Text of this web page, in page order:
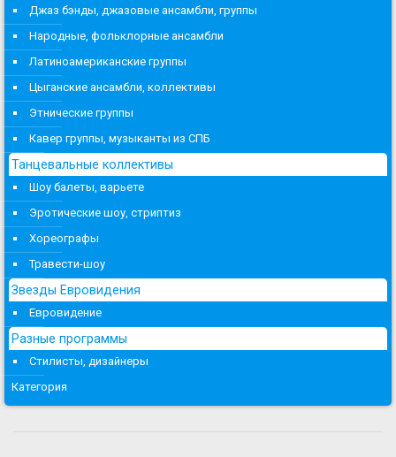
Джаз бэнды, джазовые ансамбли, группы
Народные, фольклорные ансамбли
Латиноамериканские группы
Цыганские ансамбли, коллективы
Этнические группы
Кавер группы, музыканты из СПБ
Танцевальные коллективы
Шоу балеты, варьете
Эротические шоу, стриптиз
Хореографы
Травести-шоу
Звезды Евровидения
Евровидение
Разные программы
Стилисты, дизайнеры
Категория